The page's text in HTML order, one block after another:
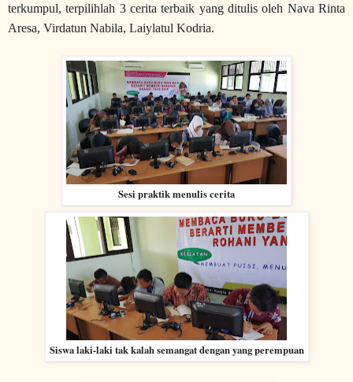
terkumpul, terpilihlah 3 cerita terbaik yang ditulis oleh Nava Rinta
Aresa, Virdatun Nabila, Laiylatul Kodria.
Sesi praktik menulis cerita
Siswa laki-laki tak kalah semangat dengan yang perempuan